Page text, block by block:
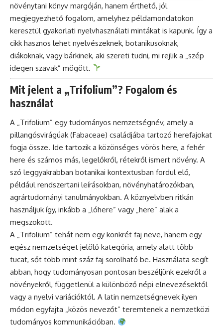
növénytani könyv margóján, hanem érthető, jól
megjegyezhető fogalom, amelyhez példamondatokon
keresztül gyakorlati nyelvhasználati mintákat is kapunk. Így a
cikk hasznos lehet nyelvészeknek, botanikusoknak,
diákoknak, vagy bárkinek, aki szereti tudni, mi rejlik a „szép
idegen szavak” mögött.
Mit jelent a „Trifolium”? Fogalom és
használat
A „Trifolium” egy tudományos nemzetségnév, amely a
pillangósvirágúak (Fabaceae) családjába tartozó herefajokat
fogja össze. Ide tartozik a közönséges vörös here, a fehér
here és számos más, legelőkről, rétekről ismert növény. A
szó leggyakrabban botanikai kontextusban fordul elő,
például rendszertani leírásokban, növényhatározókban,
agrártudományi tanulmányokban. A köznyelvben ritkán
használjuk így, inkább a „lóhere” vagy „here” alak a
megszokott.
A „Trifolium” tehát nem egy konkrét faj neve, hanem egy
egész nemzetséget jelölő kategória, amely alatt több
tucat, sőt több mint száz faj sorolható be. Használata segít
abban, hogy tudományosan pontosan beszéljünk ezekről a
növényekről, függetlenül a különböző népi elnevezésektől
vagy a nyelvi variációktól. A latin nemzetségnevek ilyen
módon egyfajta „közös nevezőt” teremtenek a nemzetközi
tudományos kommunikációban.